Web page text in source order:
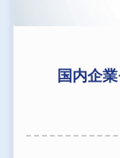
国内企